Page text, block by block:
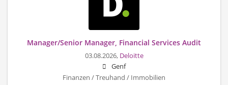
Manager/Senior Manager, Financial Services Audit
03.08.2026, Deloitte
Genf
Finanzen / Treuhand / Immobilien